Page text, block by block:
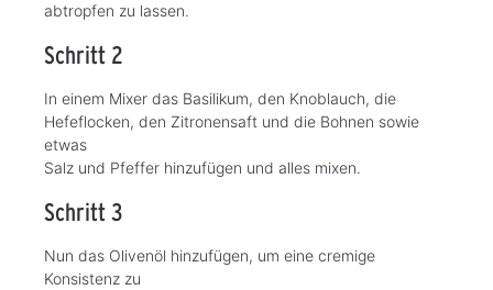
abtropfen zu lassen.
Schritt 2
In einem Mixer das Basilikum, den Knoblauch, die
Hefeflocken, den Zitronensaft und die Bohnen sowie
etwas
Salz und Pfeffer hinzufügen und alles mixen.
Schritt 3
Nun das Olivenöl hinzufügen, um eine cremige
Konsistenz zu